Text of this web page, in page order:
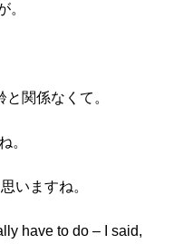
。
関係なくて。
。
いますね。
have to do – I said,